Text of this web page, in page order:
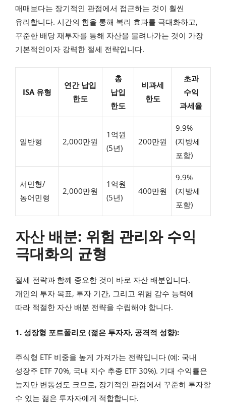
매매보다는 장기적인 관점에서 접근하는 것이 훨씬
유리합니다. 시간의 힘을 통해 복리 효과를 극대화하고,
꾸준한 배당 재투자를 통해 자산을 불려나가는 것이 가장
기본적인이자 강력한 절세 전략입니다.
ISA 유형
연간 납입
한도
총
납입
한도
비과세
한도
초과
수익
과세율
일반형 2,000만원
1억원
(5년)
200만원
9.9%
(지방세
포함)
서민형/
농어민형
2,000만원
1억원
(5년)
400만원
9.9%
(지방세
포함)
자산 배분: 위험 관리와 수익
극대화의 균형
절세 전략과 함께 중요한 것이 바로 자산 배분입니다.
개인의 투자 목표, 투자 기간, 그리고 위험 감수 능력에
따라 적절한 자산 배분 전략을 수립해야 합니다.
1. 성장형 포트폴리오 (젊은 투자자, 공격적 성향):
주식형 ETF 비중을 높게 가져가는 전략입니다 (예: 국내
성장주 ETF 70%, 국내 지수 추종 ETF 30%). 기대 수익률은
높지만 변동성도 크므로, 장기적인 관점에서 꾸준히 투자할
수 있는 젊은 투자자에게 적합합니다.